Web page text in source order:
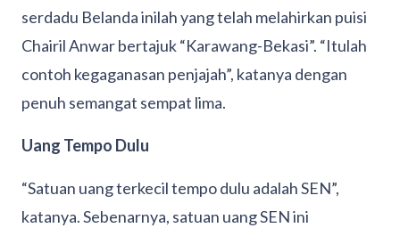
serdadu Belanda inilah yang telah melahirkan puisi
Chairil Anwar bertajuk “Karawang-Bekasi”. “Itulah
contoh kegaganasan penjajah”, katanya dengan
penuh semangat sempat lima.
Uang Tempo Dulu
“Satuan uang terkecil tempo dulu adalah SEN”,
katanya. Sebenarnya, satuan uang SEN ini